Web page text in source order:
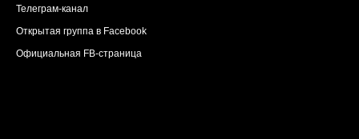
Телеграм-канал
Открытая группа в Facebook
Официальная FB-страница